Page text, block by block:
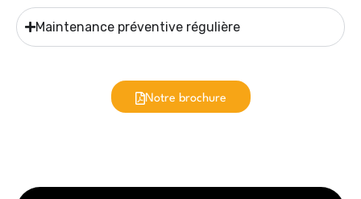
Maintenance préventive régulière
Notre brochure